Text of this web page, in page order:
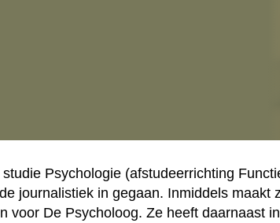
studie Psychologie (afstudeerrichting
journalistiek in gegaan. Inmiddels maakt
voor De Psycholoog. Ze heeft daarnaast